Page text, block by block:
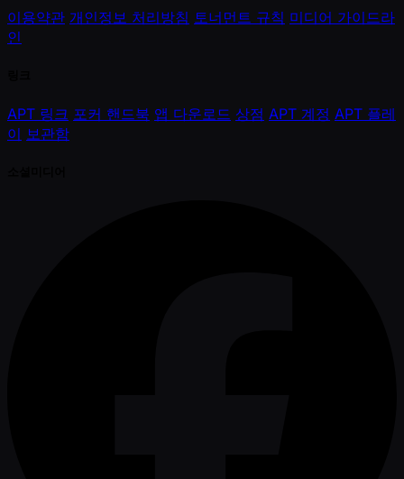
이용약관 개인정보 처리방침 토너먼트 규칙 미디어 가이드라
인
APT 링크 포커 핸드북 앱 다운로드 상점 APT 계정 APT 플레
이 보관함